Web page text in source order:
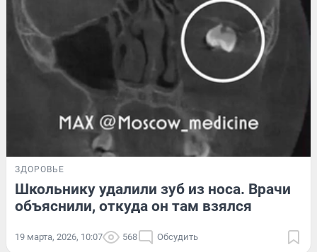
ЗДОРОВЬЕ
Школьнику удалили зуб из носа. Врачи
объяснили, откуда он там взялся
19 марта, 2026, 10:07 568 Обсудить